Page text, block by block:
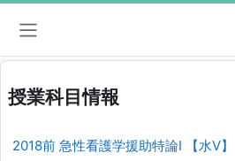
メインコンテンツへスキップする
授業科目情報
2018前 急性看護学援助特論I 【水V】